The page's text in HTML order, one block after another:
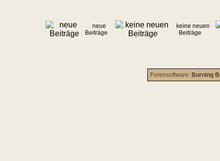
neue
Beiträge
keine neuen
Beiträge
Forensoftware: Burning